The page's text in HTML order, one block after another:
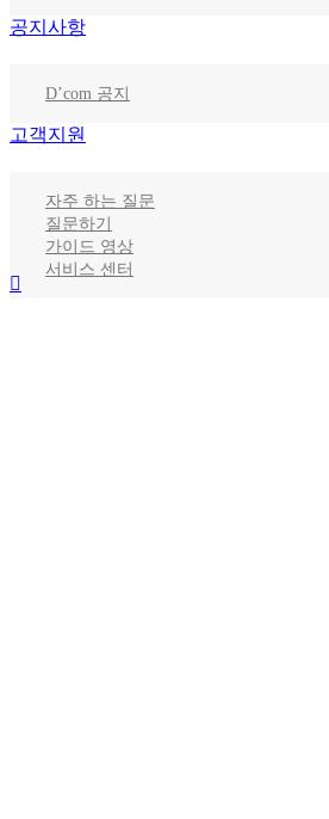
공지사항
D’com 공지
고객지원
자주 하는 질문
질문하기
가이드 영상
서비스 센터